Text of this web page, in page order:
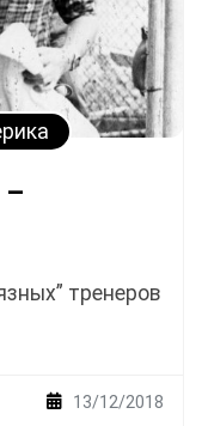
–
тренеров
13/12/2018